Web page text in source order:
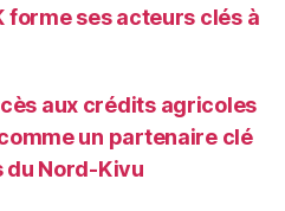
forme ses acteurs clés à
aux crédits agricoles
un partenaire clé
du Nord-Kivu